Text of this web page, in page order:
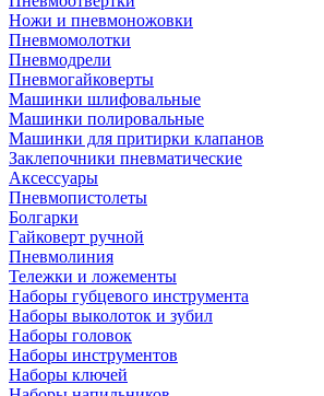
Ножи и пневмоножовки
Пневмомолотки
Пневмодрели
Пневмогайковерты
Машинки шлифовальные
Машинки полировальные
Машинки для притирки клапанов
Заклепочники пневматические
Аксессуары
Пневмопистолеты
Болгарки
Гайковерт ручной
Пневмолиния
Тележки и ложементы
Наборы губцевого инструмента
Наборы выколоток и зубил
Наборы головок
Наборы инструментов
Наборы ключей